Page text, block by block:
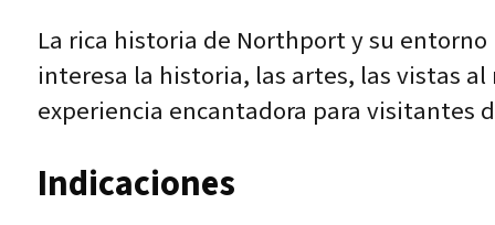
La rica historia de Northport y su
interesa la historia, las artes, las vistas
experiencia encantadora para visitantes
Indicaciones